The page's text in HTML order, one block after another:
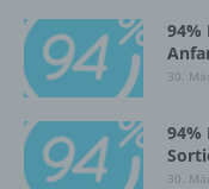
94%
30.
94%
30.
die sich auf
zu
bezüglich
Interessen,
natürlichen